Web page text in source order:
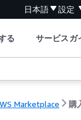
日本語 設定
る サービスガ
Marketplace 購